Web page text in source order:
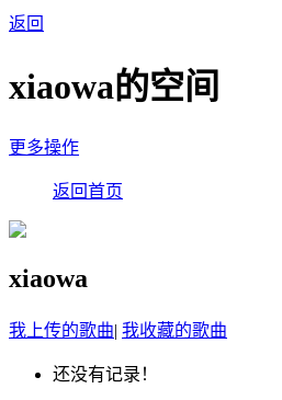
返回
xiaowa的空间
更多操作
返回首页
xiaowa
我上传的歌曲| 我收藏的歌曲
还没有记录！